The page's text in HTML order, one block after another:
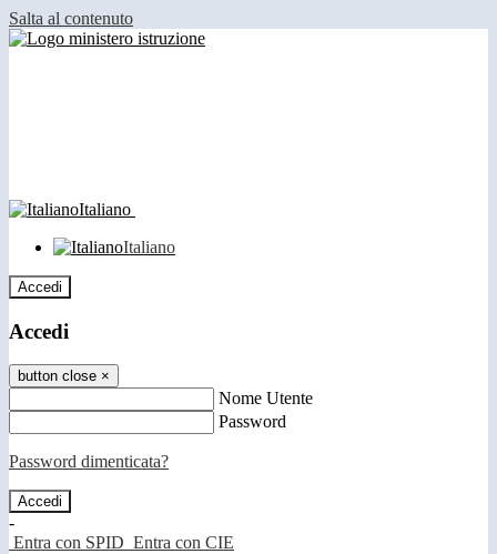
Salta al contenuto
Italiano
Italiano
Accedi
Accedi
button close ×
Nome Utente
Password
Password dimenticata?
-
Entra con SPID Entra con CIE